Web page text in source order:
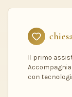
Il primo
con